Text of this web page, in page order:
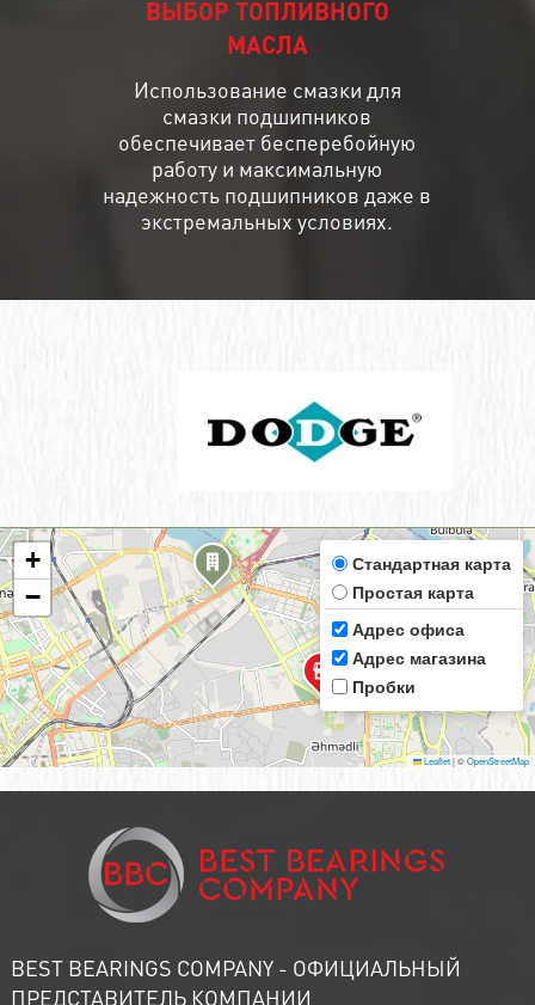
ВЫБОР ТОПЛИВНОГО
МАСЛА
Использование смазки для
смазки подшипников
обеспечивает бесперебойную
работу и максимальную
надежность подшипников даже в
экстремальных условиях.
+
−
Стандартная карта
Простая карта
Адрес офиса
Адрес магазина
Пробки
Leaflet|©OpenStreetMap
BEST BEARINGS COMPANY - ОФИЦИАЛЬНЫЙ
ПРЕДСТАВИТЕЛЬ КОМПАНИИ